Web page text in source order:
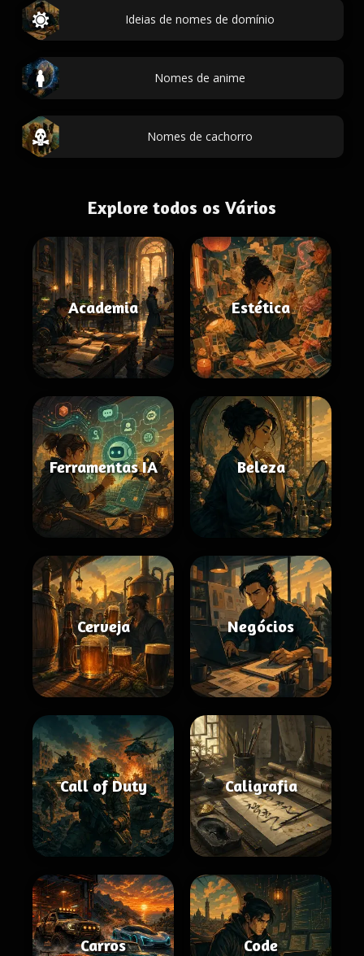
Ideias de nomes de domínio
Nomes de anime
Nomes de cachorro
Explore todos os Vários
Academia Estética
Ferramentas IA Beleza
Cerveja Negócios
Call of Duty Caligrafia
Carros Code